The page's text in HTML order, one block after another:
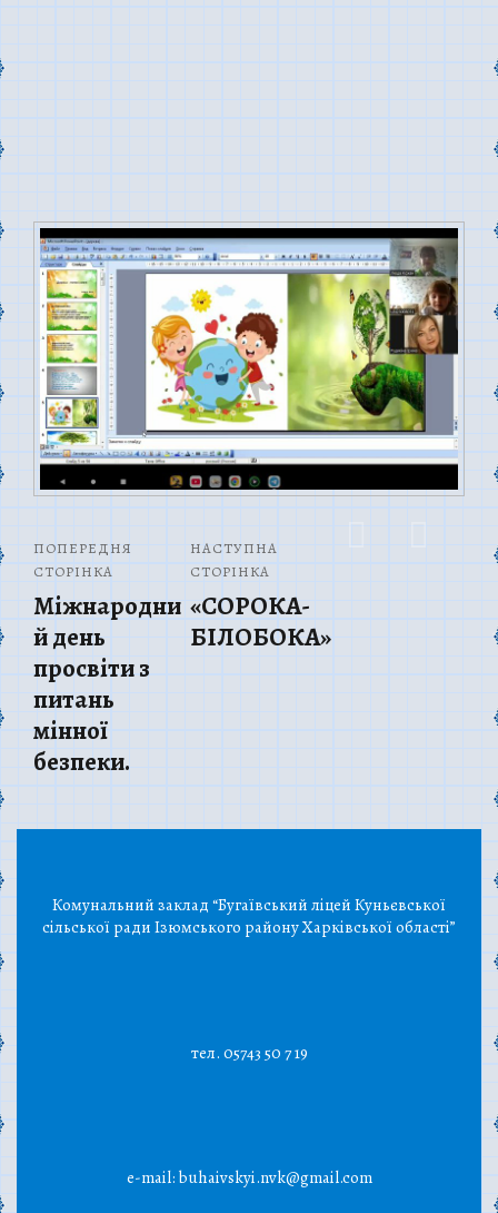
ПОПЕРЕДНЯ
СТОРІНКА
Міжнародни
й день
просвіти з
питань
мінної
безпеки.
НАСТУПНА
СТОРІНКА
«СОРОКА-
БІЛОБОКА»
Комунальний заклад “Бугаївський ліцей Куньєвської
сільської ради Ізюмського району Харківської області”
тел. 05743 50 7 19
e-mail: buhaivskyi.nvk@gmail.com